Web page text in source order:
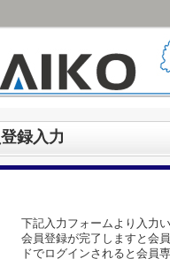
録入力
下記入力フォームより入力
会員登録が完了しますと会
ドでログインされると会員